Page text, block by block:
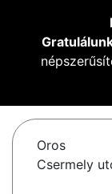
Oros
Csermely